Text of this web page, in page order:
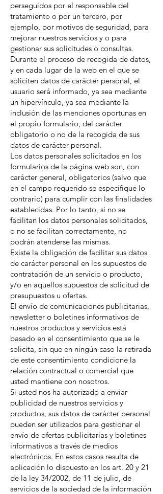
perseguidos por el responsable del
tratamiento o por un tercero, por
ejemplo, por motivos de seguridad, para
mejorar nuestros servicios y o para
gestionar sus solicitudes o consultas.
Durante el proceso de recogida de datos,
y en cada lugar de la web en el que se
soliciten datos de carácter personal, el
usuario será informado, ya sea mediante
un hipervínculo, ya sea mediante la
inclusión de las menciones oportunas en
el propio formulario, del carácter
obligatorio o no de la recogida de sus
datos de carácter personal.
Los datos personales solicitados en los
formularios de la página web son, con
carácter general, obligatorios (salvo que
en el campo requerido se especifique lo
contrario) para cumplir con las finalidades
establecidas. Por lo tanto, si no se
facilitan los datos personales solicitados,
o no se facilitan correctamente, no
podrán atenderse las mismas.
Existe la obligación de facilitar sus datos
de carácter personal en los supuestos de
contratación de un servicio o producto,
y/o en aquellos supuestos de solicitud de
presupuestos u ofertas.
El envío de comunicaciones publicitarias,
newsletter o boletines informativos de
nuestros productos y servicios está
basado en el consentimiento que se le
solicita, sin que en ningún caso la retirada
de este consentimiento condicione la
relación contractual o comercial que
usted mantiene con nosotros.
Si usted nos ha autorizado a enviar
publicidad de nuestros servicios y
productos, sus datos de carácter personal
pueden ser utilizados para gestionar el
envío de ofertas publicitarias y boletines
informativos a través de medios
electrónicos. En estos casos resulta de
aplicación lo dispuesto en los art. 20 y 21
de la ley 34/2002, de 11 de julio, de
servicios de la sociedad de la información